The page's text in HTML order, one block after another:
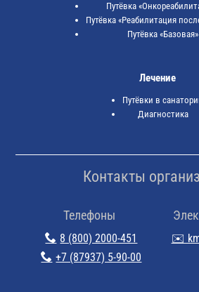
Путёвка
Путёвка «Реабилитация
Путёвка «Базовая»
Лечение
Путёвки в
Диагностика
Контакты
Телефоны
8 (800) 2000-451
+7 (87937) 5-90-00
✉️